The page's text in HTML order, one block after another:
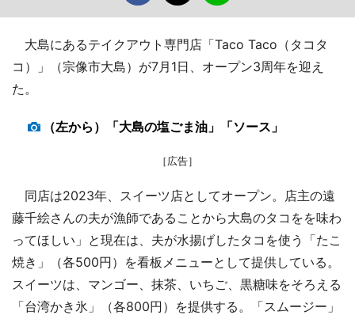
大島にあるテイクアウト専門店「Taco Taco（タコタ
コ）」（宗像市大島）が7月1日、オープン3周年を迎え
た。
（左から）「大島の塩ごま油」「ソース」
［広告］
同店は2023年、スイーツ店としてオープン。店主の遠
藤千絵さんの夫が漁師であることから大島のタコをを味わ
ってほしい」と現在は、夫が水揚げしたタコを使う「たこ
焼き」（各500円）を看板メニューとして提供している。
スイーツは、マンゴー、抹茶、いちご、黒糖味をそろえる
「台湾かき氷」（各800円）を提供する。「スムージー」